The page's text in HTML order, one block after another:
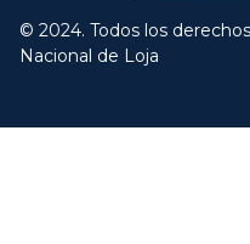
© 2024. Todos los
Nacional de Loja